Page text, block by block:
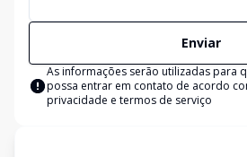
Enviar
As informações serão utilizadas para
possa entrar em contato de acordo
privacidade e termos de serviço